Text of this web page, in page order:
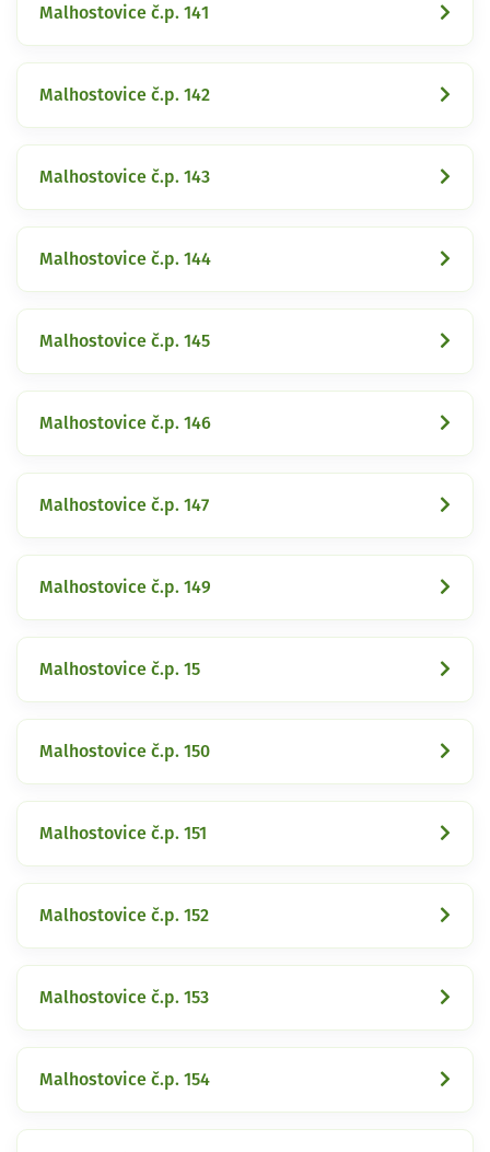
Malhostovice č.p. 141
Malhostovice č.p. 142
Malhostovice č.p. 143
Malhostovice č.p. 144
Malhostovice č.p. 145
Malhostovice č.p. 146
Malhostovice č.p. 147
Malhostovice č.p. 149
Malhostovice č.p. 15
Malhostovice č.p. 150
Malhostovice č.p. 151
Malhostovice č.p. 152
Malhostovice č.p. 153
Malhostovice č.p. 154